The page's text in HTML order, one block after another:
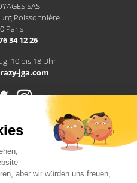
SAS
Poissonnière
Paris
34 12 26
10 bis 18 Uhr
jga.com
Risiken am Arbeitsplatz